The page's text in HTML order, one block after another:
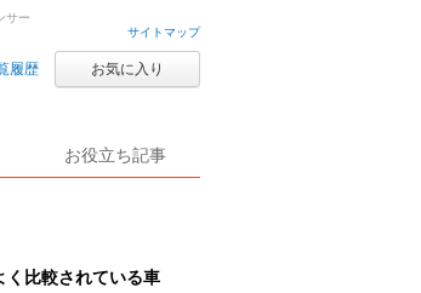
サイトマップ
履歴 お気に入り
お役立ち記事
サー
く比較されている車